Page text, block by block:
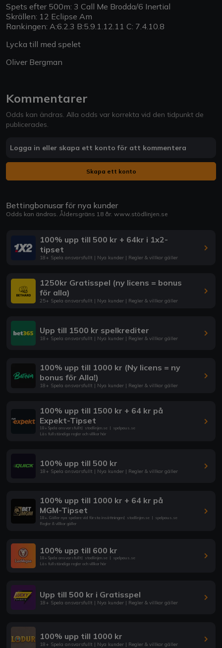
Spets efter 500m: 3 Call Me Brodda/6 Inertial
Skrällen: 12 Eclipse Am
Rankingen: A:6.2.3 B:5.9.1.12.11 C: 7.4.10.8
Lycka till med spelet
Oliver Bergman
Kommentarer
Odds kan ändras. Alla odds var korrekta vid den tidpunkt de
publicerades.
Logga in eller skapa ett konto för att kommentera
Skapa ett konto
Bettingbonusar för nya kunder
Odds kan ändras. Åldersgräns 18 år. www.stödlinjen.se
100% upp till 500 kr + 64kr i 1x2-
tipset
18+ Spela ansvarsfullt | Nya kunder | Regler & villkor gäller
1250kr Gratisspel (ny licens = bonus
för alla)
25+ Spela ansvarsfullt | Nya kunder | Regler & villkor gäller
Upp till 1500 kr spelkrediter
18+ Spela ansvarsfullt | Nya kunder | Regler & villkor gäller
100% upp till 1000 kr (Ny licens = ny
bonus för Alla!)
18+ Spela ansvarsfullt | Nya kunder | Regler & villkor gäller
100% upp till 1500 kr + 64 kr på
Expekt-Tipset
18+ Spela ansvarsfullt| stodlinjen.se | spelpaus.se
Läs fullständiga regler och villkor här
100% upp till 500 kr
18+ Spela ansvarsfullt | Nya kunder | Regler & villkor gäller
100% upp till 1000 kr + 64 kr på
MGM-Tipset
18+. Gäller nya spelare vid första insättningen| stodlinjen.se | spelpaus.se
Regler & villkor gäller
100% upp till 600 kr
18+ Spela ansvarsfullt| stodlinjen.se | spelpaus.se
Läs fullständiga regler och villkor här
Upp till 500 kr i Gratisspel
18+ Spela ansvarsfullt | Nya kunder | Regler & villkor gäller
100% upp till 1000 kr
18+ Spela ansvarsfullt | Nya kunder | Regler & villkor gäller